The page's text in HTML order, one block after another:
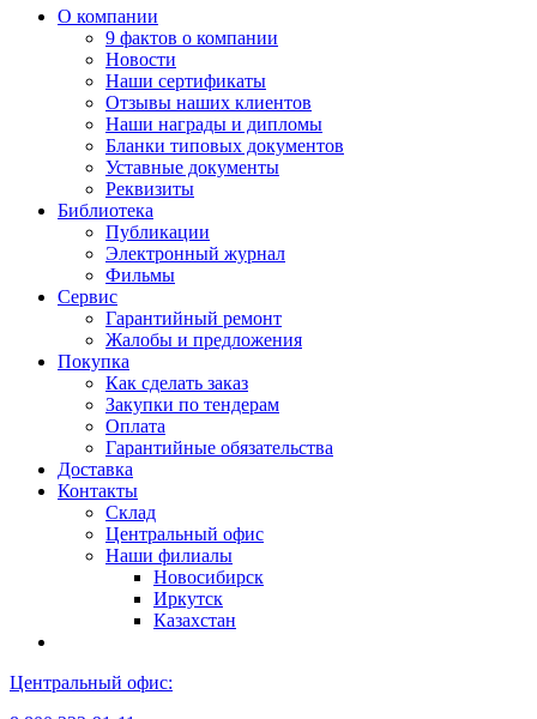
О компании
9 фактов о компании
Новости
Наши сертификаты
Отзывы наших клиентов
Наши награды и дипломы
Бланки типовых документов
Уставные документы
Реквизиты
Библиотека
Публикации
Электронный журнал
Фильмы
Сервис
Гарантийный ремонт
Жалобы и предложения
Покупка
Как сделать заказ
Закупки по тендерам
Оплата
Гарантийные обязательства
Доставка
Контакты
Склад
Центральный офис
Наши филиалы
Новосибирск
Иркутск
Казахстан
Центральный офис: